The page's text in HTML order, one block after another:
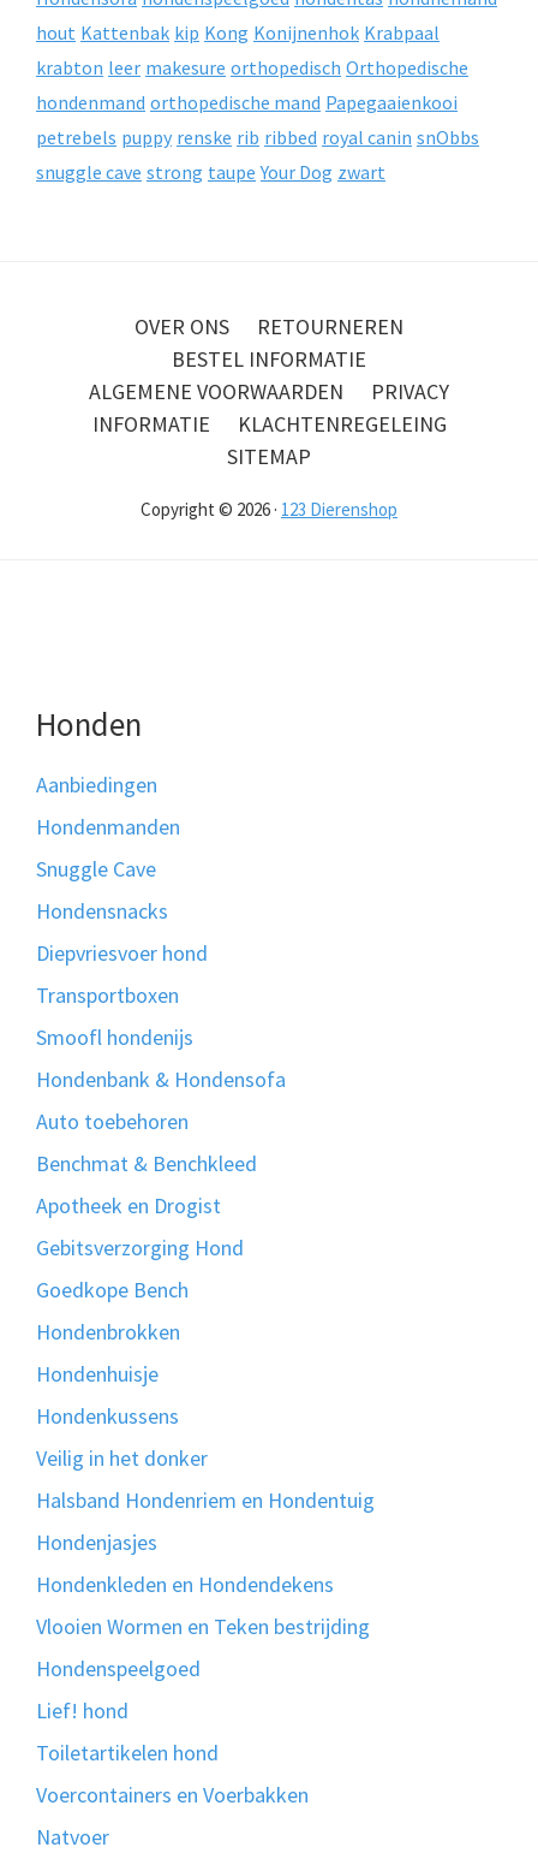
hout Kattenbak kip Kong Konijnenhok Krabpaal
krabton leer makesure orthopedisch Orthopedische
hondenmand orthopedische mand Papegaaienkooi
petrebels puppy renske rib ribbed royal canin snObbs
snuggle cave strong taupe Your Dog zwart
OVER ONS
RETOURNEREN
BESTEL INFORMATIE
ALGEMENE VOORWAARDEN
PRIVACY
INFORMATIE
KLACHTENREGELEING
SITEMAP
Copyright © 2026 · 123 Dierenshop
Honden
Aanbiedingen
Hondenmanden
Snuggle Cave
Hondensnacks
Diepvriesvoer hond
Transportboxen
Smoofl hondenijs
Hondenbank & Hondensofa
Auto toebehoren
Benchmat & Benchkleed
Apotheek en Drogist
Gebitsverzorging Hond
Goedkope Bench
Hondenbrokken
Hondenhuisje
Hondenkussens
Veilig in het donker
Halsband Hondenriem en Hondentuig
Hondenjasjes
Hondenkleden en Hondendekens
Vlooien Wormen en Teken bestrijding
Hondenspeelgoed
Lief! hond
Toiletartikelen hond
Voercontainers en Voerbakken
Natvoer